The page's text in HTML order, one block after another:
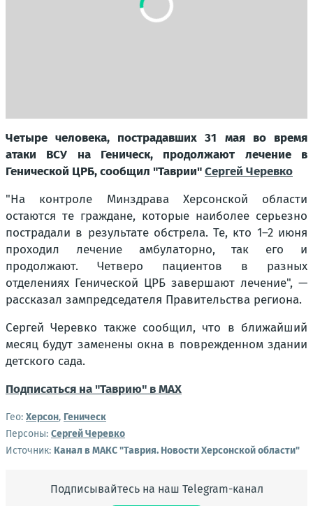
Четыре человека, пострадавших 31 мая во время
атаки ВСУ на Геническ, продолжают лечение в
Генической ЦРБ, сообщил "Таврии"Сергей Черевко
"На контроле Минздрава Херсонской области
остаются те граждане, которые наиболее серьезно
пострадали в результате обстрела. Те, кто 1–2 июня
проходил лечение амбулаторно, так его и
продолжают. Четверо пациентов в разных
отделениях Генической ЦРБ завершают лечение", —
рассказал зампредседателя Правительства региона.
Сергей Черевко также сообщил, что в ближайший
месяц будут заменены окна в поврежденном здании
детского сада.
Подписаться на "Таврию" в MAX
Гео: Херсон, Геническ
Персоны: Сергей Черевко
Источник: Канал в МАКС "Таврия. Новости Херсонской области"
Подписывайтесь на наш Telegram-канал